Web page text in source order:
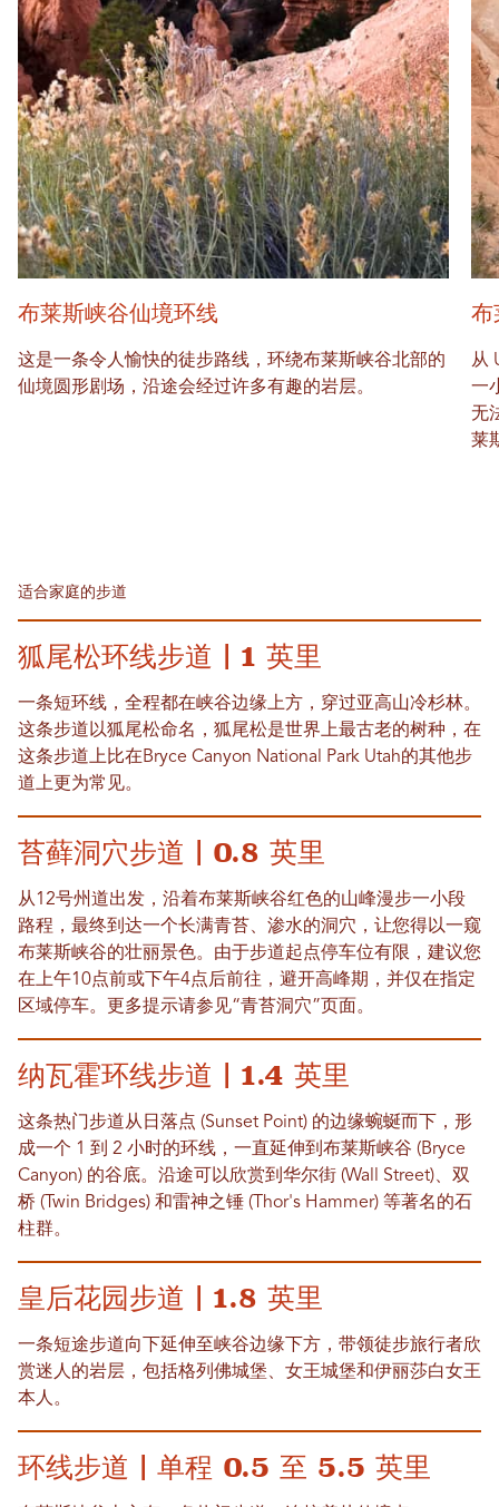
布莱斯峡谷仙境环线
这是一条令人愉快的徒步路线，环绕布莱斯峡谷北部的
仙境圆形剧场，沿途会经过许多有趣的岩层。
布
从
一
无
莱
适合家庭的步道
狐尾松环线步道 | 1 英里
一条短环线，全程都在峡谷边缘上方，穿过亚高山冷杉林。
这条步道以狐尾松命名，狐尾松是世界上最古老的树种，在
这条步道上比在Bryce Canyon National Park Utah的其他步
道上更为常见。
苔藓洞穴步道 | 0.8 英里
从12号州道出发，沿着布莱斯峡谷红色的山峰漫步一小段
路程，最终到达一个长满青苔、渗水的洞穴，让您得以一窥
布莱斯峡谷的壮丽景色。由于步道起点停车位有限，建议您
在上午10点前或下午4点后前往，避开高峰期，并仅在指定
区域停车。更多提示请参见“青苔洞穴”页面。
纳瓦霍环线步道 | 1.4 英里
这条热门步道从日落点 (Sunset Point) 的边缘蜿蜒而下，形
成一个 1 到 2 小时的环线，一直延伸到布莱斯峡谷 (Bryce
Canyon) 的谷底。沿途可以欣赏到华尔街 (Wall Street)、双
桥 (Twin Bridges) 和雷神之锤 (Thor's Hammer) 等著名的石
柱群。
皇后花园步道 | 1.8 英里
一条短途步道向下延伸至峡谷边缘下方，带领徒步旅行者欣
赏迷人的岩层，包括格列佛城堡、女王城堡和伊丽莎白女王
本人。
环线步道 | 单程 0.5 至 5.5 英里